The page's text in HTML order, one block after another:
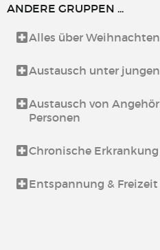
ANDERE GRUPPEN ...
Alles über Weihnachten
Austausch unter
Austausch von
Personen
Chronische
Entspannung & Freizeit